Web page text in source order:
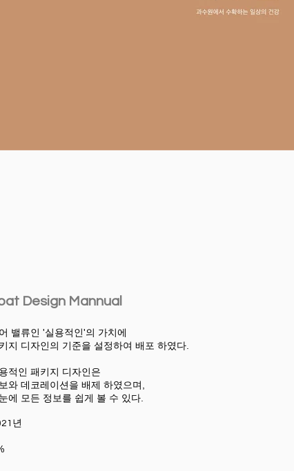
Design Mannual
밸류인 '실용적인'의 가치에
지 디자인의 기준을 설정하여 배포 하였다.
적인 패키지 디자인은
와 데코레이션을 배제 하였으며,
에 모든 정보를 쉽게 볼 수 있다.
년